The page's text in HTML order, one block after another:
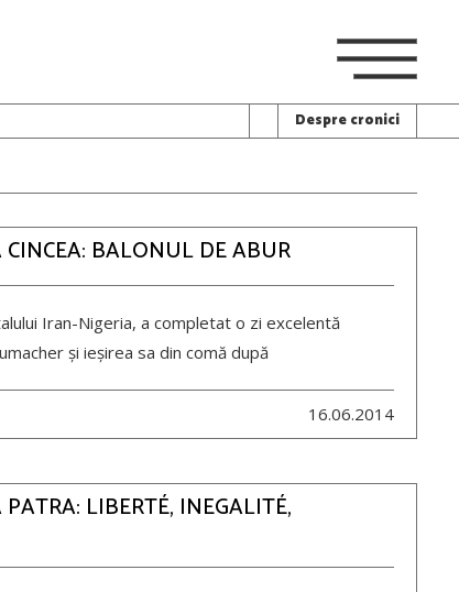
Despre cronici
BALONUL DE ABUR
Iran-Nigeria, a completat o zi excelentă
și ieșirea sa din comă după
16.06.2014
LIBERTÉ, INEGALITÉ,